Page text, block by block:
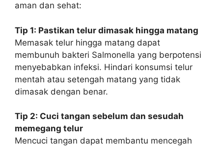
aman dan sehat:
Tip 1: Pastikan telur dimasak hingga matang
Memasak telur hingga matang dapat
membunuh bakteri Salmonella yang berpotensi
menyebabkan infeksi. Hindari konsumsi telur
mentah atau setengah matang yang tidak
dimasak dengan benar.
Tip 2: Cuci tangan sebelum dan sesudah
memegang telur
Mencuci tangan dapat membantu mencegah